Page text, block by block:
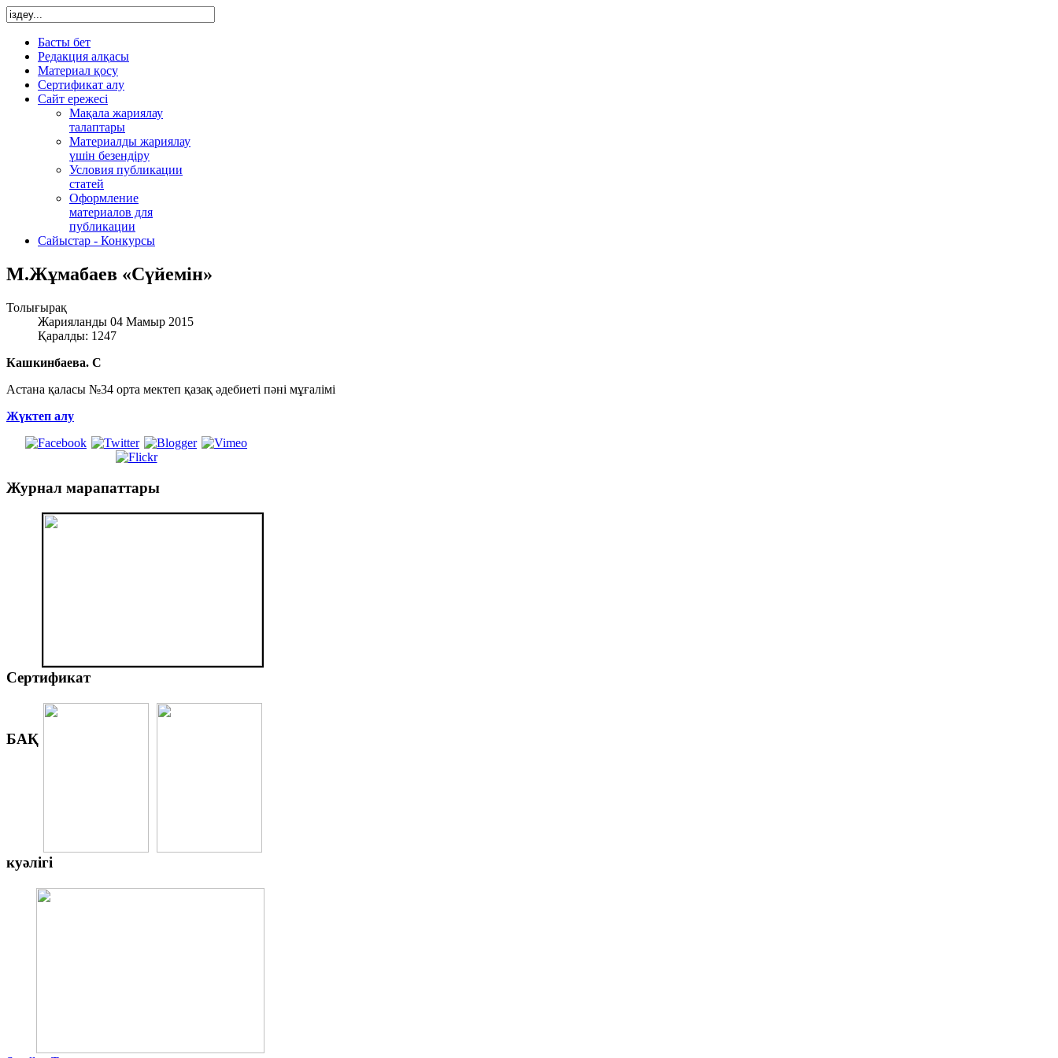
Басты бет
Редакция алқасы
Материал қосу
Сертификат алу
Сайт ережесі
Мақала жариялау
талаптары
Материалды жариялау
үшін безендіру
Условия публикации
статей
Оформление
материалов для
публикации
Сайыстар - Конкурсы
М.Жұмабаев «Сүйемін»
Толығырақ
Жарияланды 04 Мамыр 2015
Қаралды: 1247
Кашкинбаева. С
Астана қаласы №34 орта мектеп қазақ әдебиеті пәні мұғалімі
Жүктеп алу
Журнал марапаттары
Сертификат
БАҚ
куәлігі